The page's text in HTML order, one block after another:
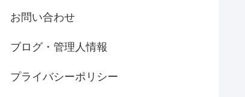
お問い合わせ
ブログ・管理人情報
プライバシーポリシー